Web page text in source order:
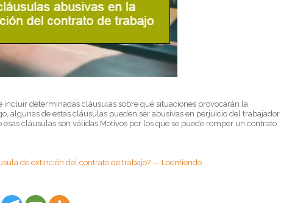
incluir determinadas cláusulas sobre qué situaciones provocarán la
algunas de estas cláusulas pueden ser abusivas en perjuicio del trabajador.
cláusulas son válidas Motivos por los que se puede romper un contrato
de extinción del contrato de trabajo? — Loentiendo